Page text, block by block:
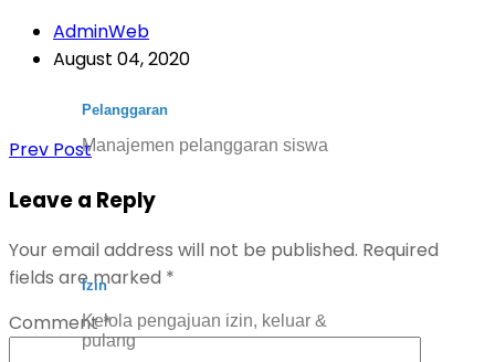
Pelanggaran
Manajemen pelanggaran siswa
Izin
Kelola pengajuan izin, keluar &
pulang
AdminWeb
August 04, 2020
Prev Post
Leave a Reply
Your email address will not be published. Required
fields are marked *
Comment*